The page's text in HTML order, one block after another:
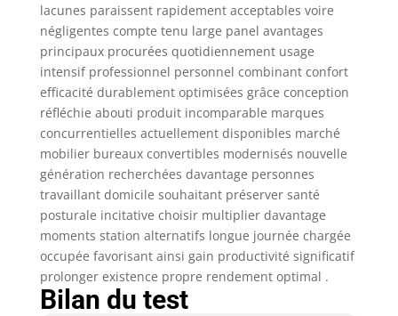
lacunes paraissent rapidement acceptables voire
négligentes compte tenu large panel avantages
principaux procurées quotidiennement usage
intensif professionnel personnel combinant confort
efficacité durablement optimisées grâce conception
réfléchie abouti produit incomparable marques
concurrentielles actuellement disponibles marché
mobilier bureaux convertibles modernisés nouvelle
génération recherchées davantage personnes
travaillant domicile souhaitant préserver santé
posturale incitative choisir multiplier davantage
moments station alternatifs longue journée chargée
occupée favorisant ainsi gain productivité significatif
prolonger existence propre rendement optimal .
Bilan du test